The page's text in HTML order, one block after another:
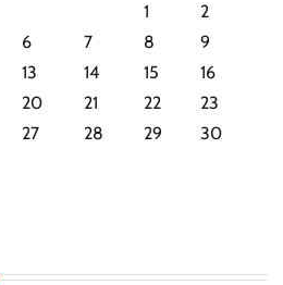
1
2
6 7 8
9
13 14 15
16
20 21 22
23
27 28 29
30